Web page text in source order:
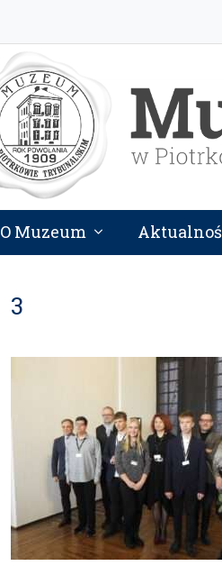
O Muzeum
3